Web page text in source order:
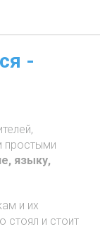
-
простыми
языку,
и их
стоял и стоит